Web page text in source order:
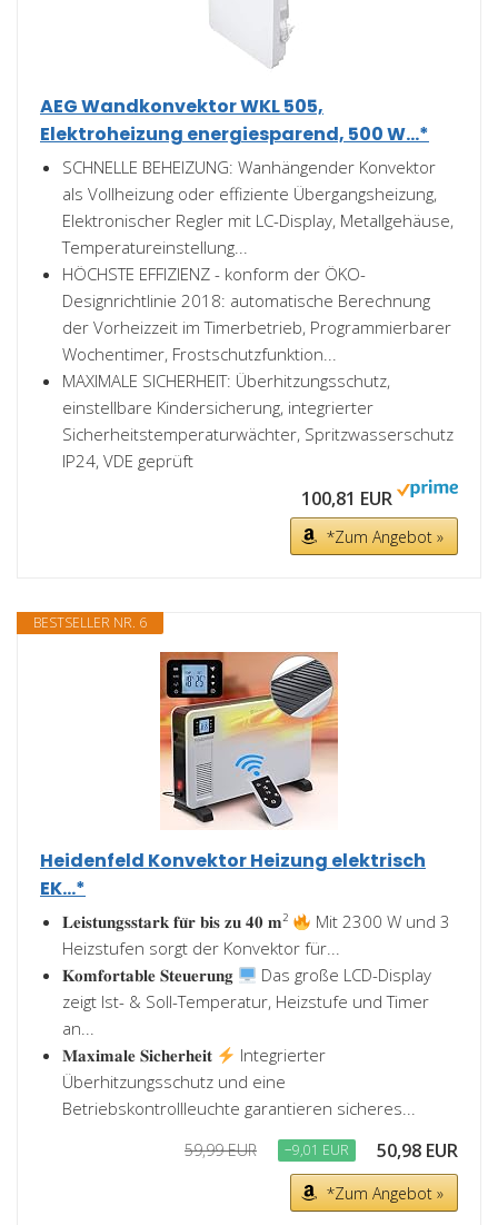
AEG Wandkonvektor WKL 505,
Elektroheizung energiesparend, 500 W...*
SCHNELLE BEHEIZUNG: Wanhängender Konvektor
als Vollheizung oder effiziente Übergangsheizung,
Elektronischer Regler mit LC-Display, Metallgehäuse,
Temperatureinstellung...
HÖCHSTE EFFIZIENZ - konform der ÖKO-
Designrichtlinie 2018: automatische Berechnung
der Vorheizzeit im Timerbetrieb, Programmierbarer
Wochentimer, Frostschutzfunktion...
MAXIMALE SICHERHEIT: Überhitzungsschutz,
einstellbare Kindersicherung, integrierter
Sicherheitstemperaturwächter, Spritzwasserschutz
IP24, VDE geprüft
100,81 EUR
*Zum Angebot »
BESTSELLER NR. 6
Heidenfeld Konvektor Heizung elektrisch
EK...*
𝐋𝐞𝐢𝐬𝐭𝐮𝐧𝐠𝐬𝐬𝐭𝐚𝐫𝐤 𝐟𝐮̈𝐫 𝐛𝐢𝐬 𝐳𝐮 𝟒𝟎 𝐦²
Mit 2300 W und 3
Heizstufen sorgt der Konvektor für...
𝐊𝐨𝐦𝐟𝐨𝐫𝐭𝐚𝐛𝐥𝐞 𝐒𝐭𝐞𝐮𝐞𝐫𝐮𝐧𝐠
Das große LCD-Display
zeigt Ist- & Soll-Temperatur, Heizstufe und Timer
an...
𝐌𝐚𝐱𝐢𝐦𝐚𝐥𝐞 𝐒𝐢𝐜𝐡𝐞𝐫𝐡𝐞𝐢𝐭
Integrierter
Überhitzungsschutz und eine
Betriebskontrollleuchte garantieren sicheres...
59,99 EUR −9,01 EUR 50,98 EUR
*Zum Angebot »